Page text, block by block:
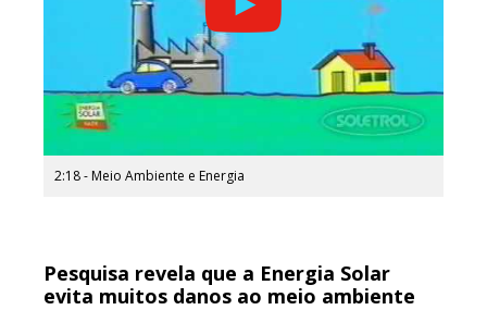
2:18 - Meio Ambiente e Energia
Pesquisa revela que a Energia Solar
evita muitos danos ao meio ambiente